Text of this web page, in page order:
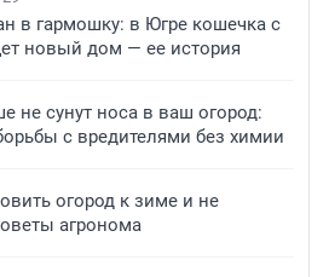
в гармошку: в Югре кошечка с
новый дом — ее история
не сунут носа в ваш огород:
с вредителями без химии
огород к зиме и не
агронома